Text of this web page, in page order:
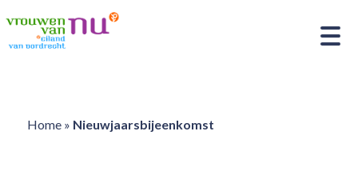
Home» Nieuwjaarsbijeenkomst